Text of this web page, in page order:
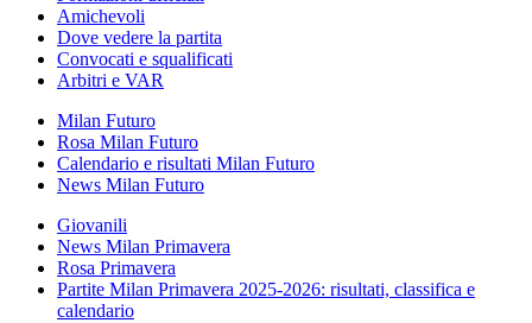
Amichevoli
Dove vedere la partita
Convocati e squalificati
Arbitri e VAR
Milan Futuro
Rosa Milan Futuro
Calendario e risultati Milan Futuro
News Milan Futuro
Giovanili
News Milan Primavera
Rosa Primavera
Partite Milan Primavera 2025-2026: risultati, classifica e
calendario